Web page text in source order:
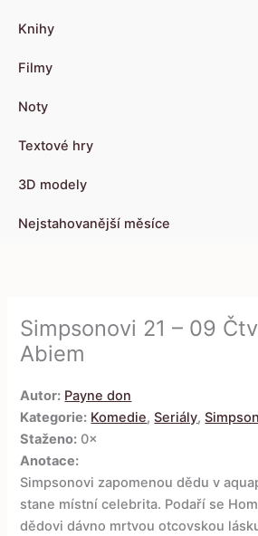
Knihy
Filmy
Noty
Textové hry
3D modely
Nejstahovanější měsíce
Simpsonovi 21 – 09
Abiem
Autor: Payne don
Kategorie: Komedie,Seriály,
Staženo: 0×
Anotace:
Simpsonovi zapomenou dědu v
stane místní celebrita. Podaří se
dědovi dávno mrtvou otcovskou